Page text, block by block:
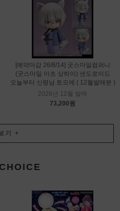
[예약마감 26/8/14] 굿스마일컴퍼니
(굿스마일 아츠 상하이) 넨도로이드
오늘부터 신령님 토모에 ( 12월발매분 )
2026년 12월 발매
73,200원
기 +